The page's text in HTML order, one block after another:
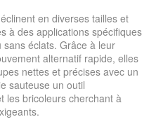
en diverses tailles et
à des applications spécifiques
éclats. Grâce à leur
alternatif rapide, elles
nettes et précises avec un
sauteuse un outil
les bricoleurs cherchant à